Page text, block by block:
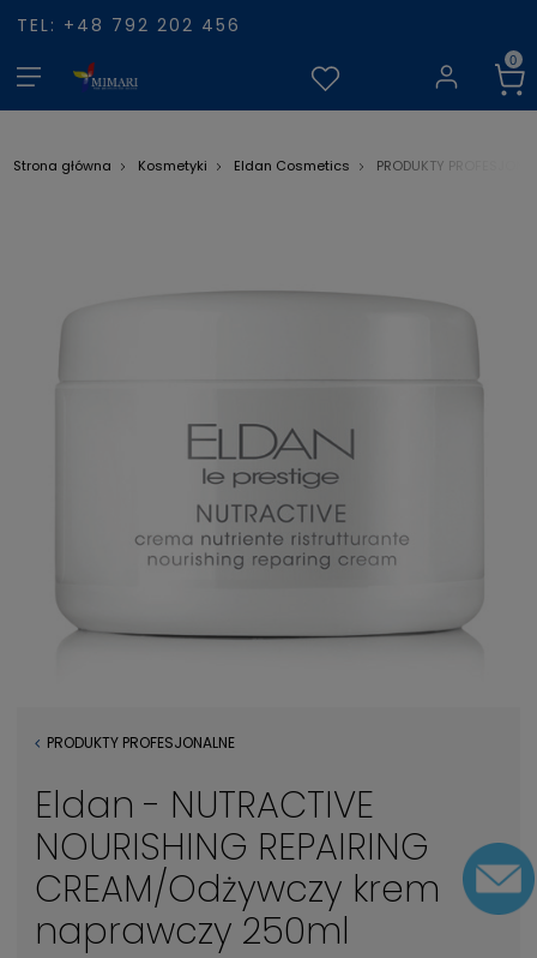
TEL: +48 792 202 456
Strona główna Kosmetyki Eldan Cosmetics PRODUKTY
PRODUKTY PROFESJONALNE
Eldan - NUTRACTIVE
NOURISHING REPAIRING
CREAM/Odżywczy krem
naprawczy 250ml